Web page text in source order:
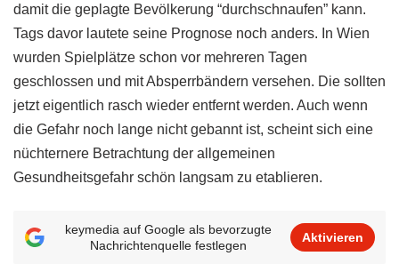
damit die geplagte Bevölkerung “durchschnaufen” kann.
Tags davor lautete seine Prognose noch anders. In Wien
wurden Spielplätze schon vor mehreren Tagen
geschlossen und mit Absperrbändern versehen. Die sollten
jetzt eigentlich rasch wieder entfernt werden. Auch wenn
die Gefahr noch lange nicht gebannt ist, scheint sich eine
nüchternere Betrachtung der allgemeinen
Gesundheitsgefahr schön langsam zu etablieren.
keymedia auf Google als bevorzugte
Nachrichtenquelle festlegen
Aktivieren